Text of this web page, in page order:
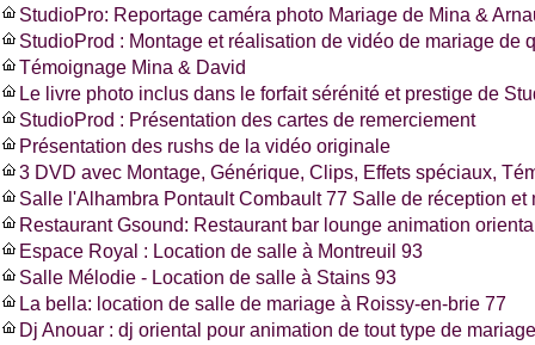
StudioPro: Reportage caméra photo Mariage de Mina &
StudioProd : Montage et réalisation de vidéo de mariage de
Témoignage Mina & David
Le livre photo inclus dans le forfait sérénité et prestige de
StudioProd : Présentation des cartes de remerciement
Présentation des rushs de la vidéo originale
3 DVD avec Montage, Générique, Clips, Effets spéciaux,
Salle l'Alhambra Pontault Combault 77 Salle de réception et
Restaurant Gsound: Restaurant bar lounge animation
Espace Royal : Location de salle à Montreuil 93
Salle Mélodie - Location de salle à Stains 93
La bella: location de salle de mariage à Roissy-en-brie 77
Dj Anouar : dj oriental pour animation de tout type de mariage